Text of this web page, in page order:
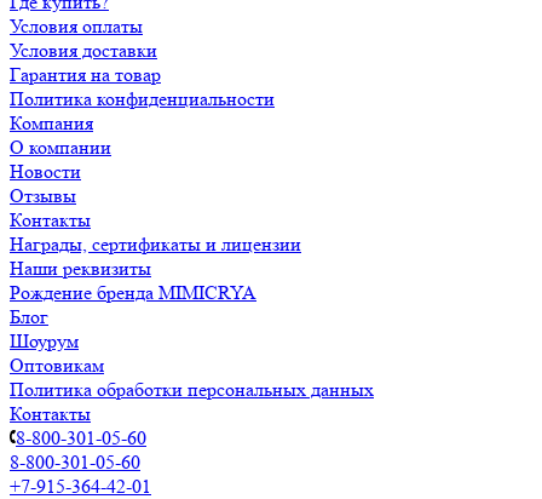
Условия оплаты
Условия доставки
Гарантия на товар
Политика конфиденциальности
Компания
О компании
Новости
Отзывы
Контакты
Награды, сертификаты и лицензии
Наши реквизиты
Рождение бренда MIMICRYA
Блог
Шоурум
Оптовикам
Политика обработки персональных данных
Контакты
8-800-301-05-60
8-800-301-05-60
+7-915-364-42-01